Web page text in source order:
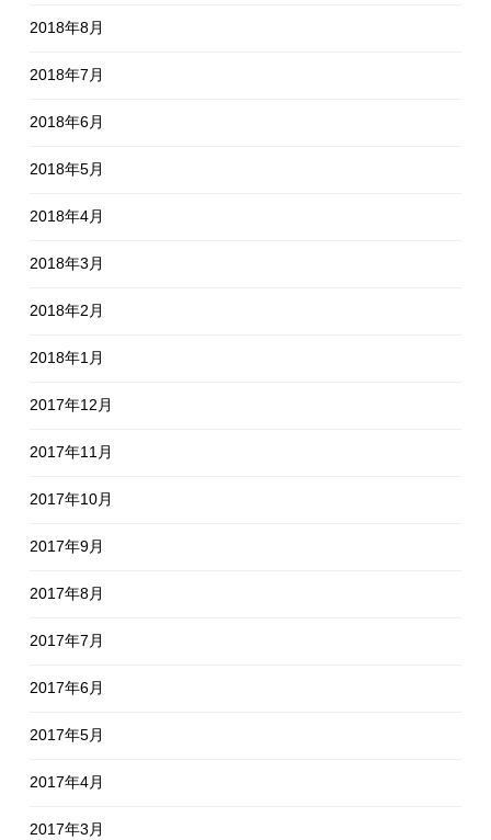
2018年8月
2018年7月
2018年6月
2018年5月
2018年4月
2018年3月
2018年2月
2018年1月
2017年12月
2017年11月
2017年10月
2017年9月
2017年8月
2017年7月
2017年6月
2017年5月
2017年4月
2017年3月